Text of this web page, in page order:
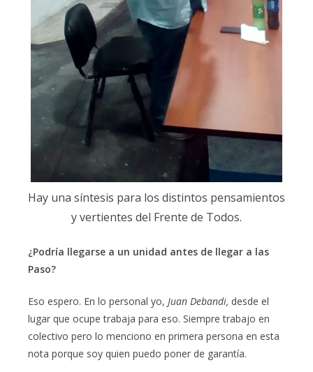
Hay una síntesis para los distintos pensamientos
y vertientes del Frente de Todos.
¿Podría llegarse a un unidad antes de llegar a las
Paso?
Eso espero. En lo personal yo, Juan Debandi, desde el
lugar que ocupe trabaja para eso. Siempre trabajo en
colectivo pero lo menciono en primera persona en esta
nota porque soy quien puedo poner de garantía.